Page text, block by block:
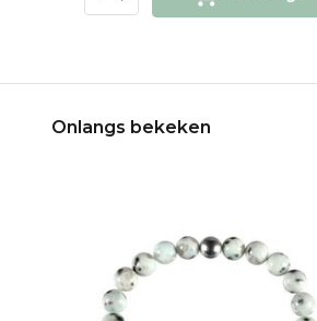
Onlangs bekeken